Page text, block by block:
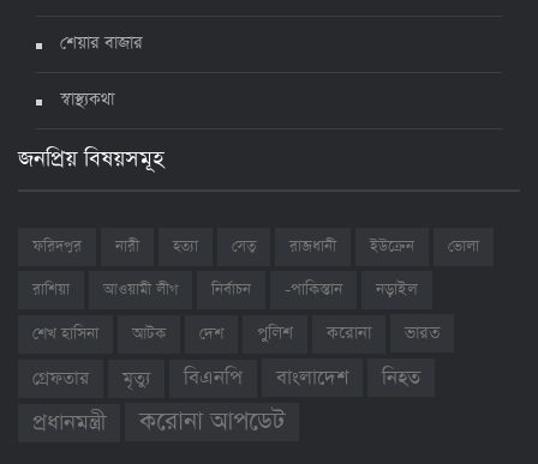
শেয়ার বাজার
স্বাস্থ্যকথা
জনপ্রিয় বিষয়সমূহ
ফরিদপুর নারী হত্যা সেতু রাজধানী ইউক্রেন
ভোলা
রাশিয়া
আওয়ামী লীগ নির্বাচন -পাকিস্তান নড়াইল
শেখ হাসিনা আটক দেশ পুলিশ করোনা
ভারত
গ্রেফতার
মৃত্যু বিএনপি বাংলাদেশ নিহত
প্রধানমন্ত্রী করোনা আপডেট